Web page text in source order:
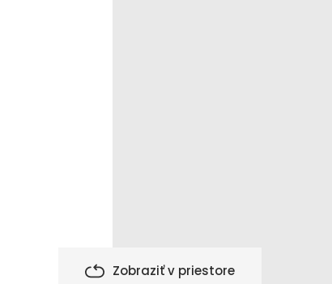
Zobraziť v priestore